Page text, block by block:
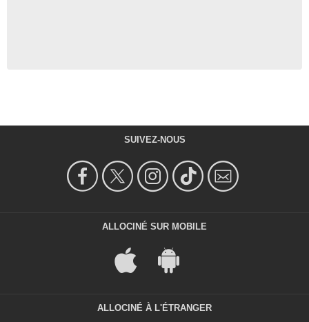
SUIVEZ-NOUS
ALLOCINÉ SUR MOBILE
ALLOCINÉ À L'ÉTRANGER